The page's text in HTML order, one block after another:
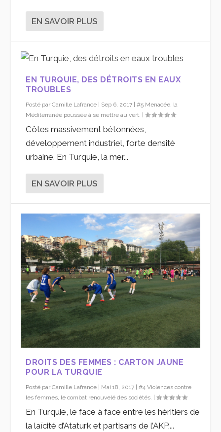
EN SAVOIR PLUS
EN TURQUIE, DES DÉTROITS EN EAUX
TROUBLES
Posté parCamille Lafrance | Sep 6, 2017 |#5 Menacée, la
Méditerranée poussée à se mettre au vert. |
Côtes massivement bétonnées,
développement industriel, forte densité
urbaine. En Turquie, la mer...
EN SAVOIR PLUS
DROITS DES FEMMES : CARTON JAUNE
POUR LA TURQUIE
Posté parCamille Lafrance Mai 18, 2017 |#4 Violences contre
les femmes, le combat renouvelé des sociétés.
|
En Turquie, le face à face entre les héritiers de
la laïcité d’Ataturk et partisans de l’AKP,...